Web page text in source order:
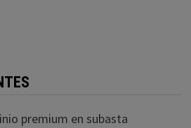
premium en subasta